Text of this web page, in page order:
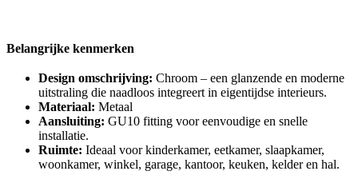
Belangrijke kenmerken
Design omschrijving: Chroom – een glanzende en moderne
uitstraling die naadloos integreert in eigentijdse interieurs.
Materiaal: Metaal
Aansluiting: GU10 fitting voor eenvoudige en snelle
installatie.
Ruimte: Ideaal voor kinderkamer, eetkamer, slaapkamer,
woonkamer, winkel, garage, kantoor, keuken, kelder en hal.